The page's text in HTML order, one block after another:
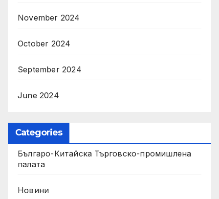
November 2024
October 2024
September 2024
June 2024
Categories
Българо-Китайска Търговско-промишлена
палaта
Новини